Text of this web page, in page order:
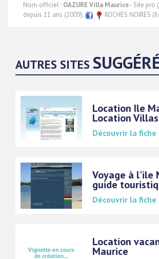
Nom officiel : OAZURE Villa Maurice- Site pro
depuis 11 ans (2009).
ROCHES NOIRES
AUTRES SITES
Location Ile
Location Villas
Découvrir la fiche
Voyage à l'ile
guide
Découvrir la fiche
Location
Maurice